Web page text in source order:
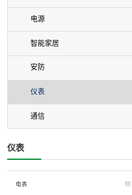
电源
智能家居
安防
仪表
通信
仪表
电表